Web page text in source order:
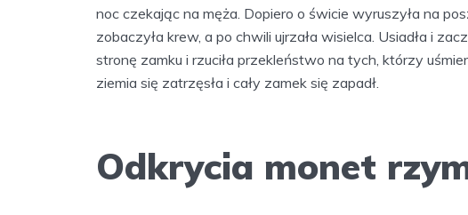
noc czekając na męża. Dopiero o świcie wyruszyła na
zobaczyła krew, a po chwili ujrzała wisielca. Usiadła i
stronę zamku i rzuciła przekleństwo na tych, którzy
ziemia się zatrzęsła i cały zamek się zapadł.
Odkrycia monet